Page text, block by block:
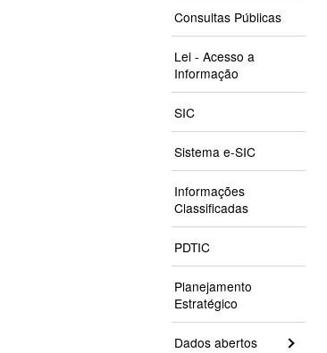
Consultas Públicas
Lei - Acesso a
Informação
SIC
Sistema e-SIC
Informações
Classificadas
PDTIC
Planejamento
Estratégico
Dados abertos